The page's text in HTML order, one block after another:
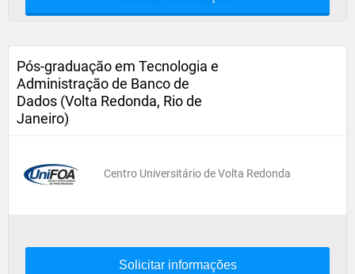
Pós-graduação em Tecnologia e
Administração de Banco de
Dados (Volta Redonda, Rio de
Janeiro)
Centro Universitário de Volta Redonda
Solicitar informações